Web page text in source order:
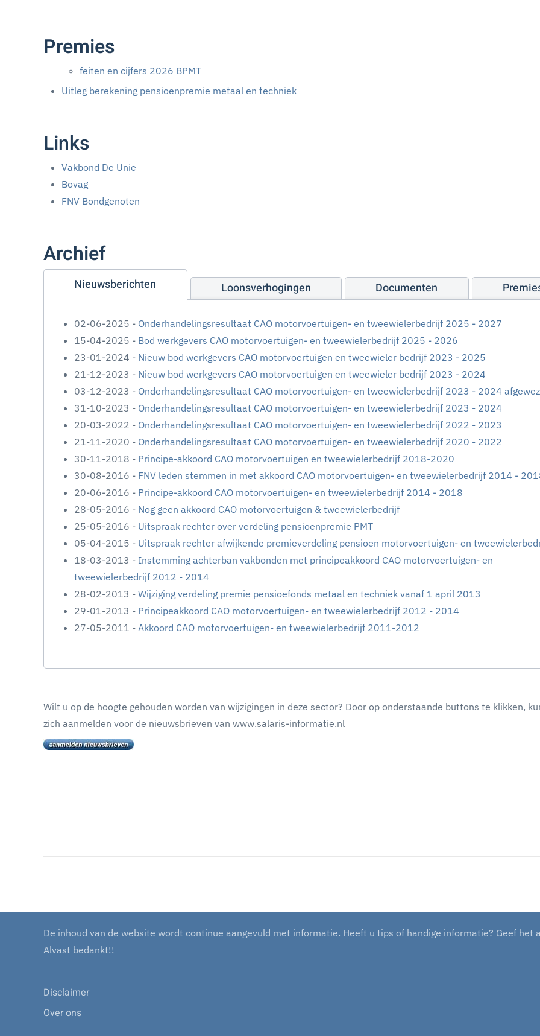
Premies
feiten en cijfers 2026 BPMT
Uitleg berekening pensioenpremie metaal en techniek
Links
Vakbond De Unie
Bovag
FNV Bondgenoten
Archief
Nieuwsberichten Loonsverhogingen Documenten
02-06-2025 - Onderhandelingsresultaat CAO motorvoertuigen- en tweewielerbedrijf 2025 - 2027
15-04-2025 - Bod werkgevers CAO motorvoertuigen- en tweewielerbedrijf 2025 - 2026
23-01-2024 - Nieuw bod werkgevers CAO motorvoertuigen en tweewieler bedrijf 2023 - 2025
21-12-2023 - Nieuw bod werkgevers CAO motorvoertuigen en tweewieler bedrijf 2023 - 2024
03-12-2023 - Onderhandelingsresultaat CAO motorvoertuigen- en tweewielerbedrijf 2023 - 2024
31-10-2023 - Onderhandelingsresultaat CAO motorvoertuigen- en tweewielerbedrijf 2023 - 2024
20-03-2022 - Onderhandelingsresultaat CAO motorvoertuigen- en tweewielerbedrijf 2022 - 2023
21-11-2020 - Onderhandelingsresultaat CAO motorvoertuigen- en tweewielerbedrijf 2020 - 2022
30-11-2018 - Principe-akkoord CAO motorvoertuigen en tweewielerbedrijf 2018-2020
30-08-2016 - FNV leden stemmen in met akkoord CAO motorvoertuigen- en tweewielerbedrijf 2014 -
20-06-2016 - Principe-akkoord CAO motorvoertuigen- en tweewielerbedrijf 2014 - 2018
28-05-2016 - Nog geen akkoord CAO motorvoertuigen & tweewielerbedrijf
25-05-2016 - Uitspraak rechter over verdeling pensioenpremie PMT
05-04-2015 - Uitspraak rechter afwijkende premieverdeling pensioen motorvoertuigen- en
18-03-2013 - Instemming achterban vakbonden met principeakkoord CAO motorvoertuigen- en
tweewielerbedrijf 2012 - 2014
28-02-2013 - Wijziging verdeling premie pensioefonds metaal en techniek vanaf 1 april 2013
29-01-2013 - Principeakkoord CAO motorvoertuigen- en tweewielerbedrijf 2012 - 2014
27-05-2011 - Akkoord CAO motorvoertuigen- en tweewielerbedrijf 2011-2012
Wilt u op de hoogte gehouden worden van wijzigingen in deze sector? Door op onderstaande buttons te klikken,
zich aanmelden voor de nieuwsbrieven van www.salaris-informatie.nl
De inhoud van de website wordt continue aangevuld met informatie. Heeft u tips of handige informatie? Geef het
Alvast bedankt!!
Disclaimer
Over ons